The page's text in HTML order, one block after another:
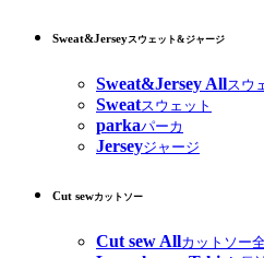
Sweat&Jerseyスウェット&ジャージ
Sweat&Jersey Allスウ
Sweatスウェット
parkaパーカ
Jerseyジャージ
Cut sewカットソー
Cut sew Allカットソー